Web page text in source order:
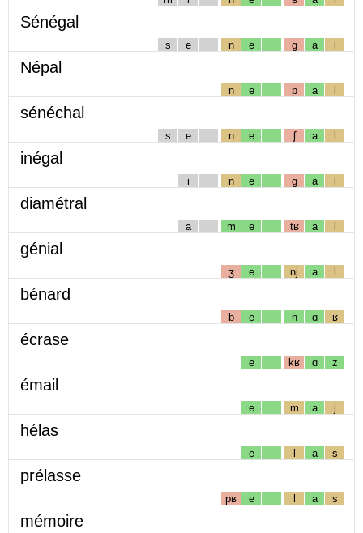
Sénégal
s e n e g a l
Népal
n e p a l
sénéchal
s e n e ʃ a l
inégal
i n e g a l
diamétral
a m e tʁ a l
génial
ʒ e nj a l
bénard
b e n ɑ ʁ
écrase
e kʁ ɑ z
émail
e m a j
hélas
e l a s
prélasse
pʁ e l a s
mémoire